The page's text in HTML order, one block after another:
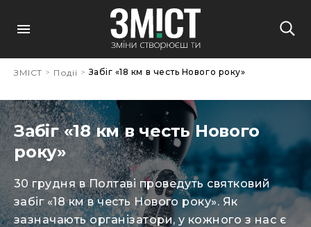
ЗМІСТ > Події > Забіг «18 км в честь Нового року»
Забіг «18 км в честь Нового
року»
30 грудня в Полтаві проведуть святковий
забіг «18 км в честь Нового року». Як
зазначають організатори, у кожного з нас є